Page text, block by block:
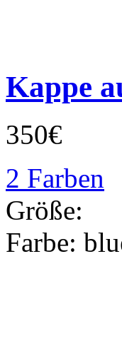
Kappe
350€
2 Farben
Größe:
Farbe: